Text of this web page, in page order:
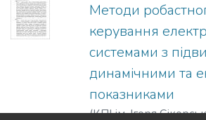
Методи
керування
системами з
динамічними та
показниками
(КПІ ім. Ігоря